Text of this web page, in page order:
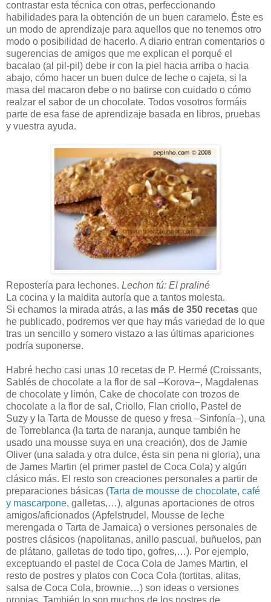
contrastar esta técnica con otras, perfeccionando
habilidades para la obtención de un buen caramelo. Éste es
un modo de aprendizaje para aquellos que no tenemos otro
modo o posibilidad de hacerlo. A diario entran comentarios o
sugerencias de amigos que me explican el porqué el
bacalao (al pil-pil) debe ir con la piel hacia arriba o hacia
abajo, cómo hacer un buen dulce de leche o cajeta, si la
masa del macaron debe o no batirse con cuidado o cómo
realzar el sabor de un chocolate. Todos vosotros formáis
parte de esa fase de aprendizaje basada en libros, pruebas
y vuestra ayuda.
Repostería para lechones. Lechon tú: El praliné
La cocina y la maldita autoría que a tantos molesta.
Si echamos la mirada atrás, a las más de 350 recetas que
he publicado, podremos ver que hay más variedad de lo que
tras un sencillo y somero vistazo a las últimas apariciones
podría suponerse.
Habré hecho casi unas 10 recetas de P. Hermé (Croissants,
Sablés de chocolate a la flor de sal –Korova–, Magdalenas
de chocolate y limón, Cake de chocolate con trozos de
chocolate a la flor de sal, Criollo, Flan criollo, Pastel de
Suzy y la Tarta de Mousse de queso y fresa –Sinfonía–), una
de Torreblanca (la tarta de naranja, aunque también he
usado una mousse suya en una creación), dos de Jamie
Oliver (una salada y otra dulce, ésta sin pena ni gloria), una
de James Martin (el primer pastel de Coca Cola) y algún
clásico más. El resto son creaciones personales a partir de
preparaciones básicas (Tarta de mousse de chocolate, café
y mascarpone, galletas,…), algunas aportaciones de otros
amigos/aficionados (Apfelstrudel, Mousse de leche
merengada o Tarta de Jamaica) o versiones personales de
postres clásicos (napolitanas, anillo pascual, buñuelos, pan
de plátano, galletas de todo tipo, gofres,…). Por ejemplo,
exceptuando el pastel de Coca Cola de James Martin, el
resto de postres y platos con Coca Cola (tortitas, alitas,
salsa de Coca Cola, brownie…) son ideas o versiones
propias. También lo son muchos de los postres de